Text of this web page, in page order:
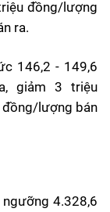
đồng/lượng
ra.
146,2 - 149,6
giảm 3 triệu
lượng bán
4.328,6